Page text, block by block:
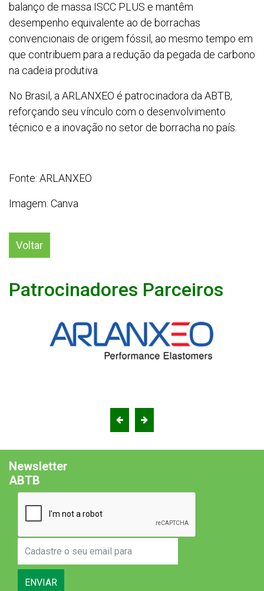
balanço de massa ISCC PLUS e mantêm
desempenho equivalente ao de borrachas
convencionais de origem fóssil, ao mesmo tempo em
que contribuem para a redução da pegada de carbono
na cadeia produtiva.
No Brasil, a ARLANXEO é patrocinadora da ABTB,
reforçando seu vínculo com o desenvolvimento
técnico e a inovação no setor de borracha no país.
Fonte: ARLANXEO
Imagem: Canva
Voltar
Patrocinadores Parceiros
Newsletter
ABTB
ENVIAR